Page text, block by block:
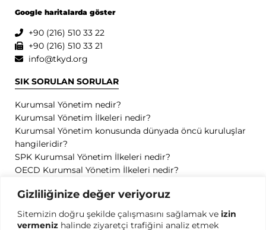
Gizliliğinize değer veriyoruz
Sitemizin doğru şekilde çalışmasını sağlamak ve izin
vermeniz halinde ziyaretçi trafiğini analiz etmek
Google haritalarda göster
+90 (216) 510 33 22
+90 (216) 510 33 21
info@tkyd.org
SIK SORULAN SORULAR
Kurumsal Yönetim nedir?
Kurumsal Yönetim İlkeleri nedir?
Kurumsal Yönetim konusunda dünyada öncü kuruluşlar
hangileridir?
SPK Kurumsal Yönetim İlkeleri nedir?
OECD Kurumsal Yönetim İlkeleri nedir?
GİZLİLİK
Gizlilik Politikası